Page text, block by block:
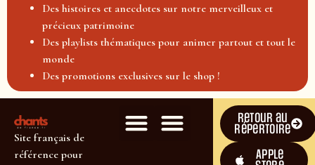
Des histoires et anecdotes sur notre merveilleux et
précieux patrimoine
Des playlists thématiques pour animer partout et tout le
monde
Des promotions exclusives sur le shop !
Site français de
référence pour
Retour au
répertoire
Apple